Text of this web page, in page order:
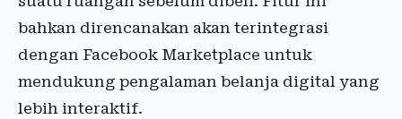
bahkan direncanakan akan terintegrasi
dengan Facebook Marketplace untuk
mendukung pengalaman belanja digital yang
lebih interaktif.